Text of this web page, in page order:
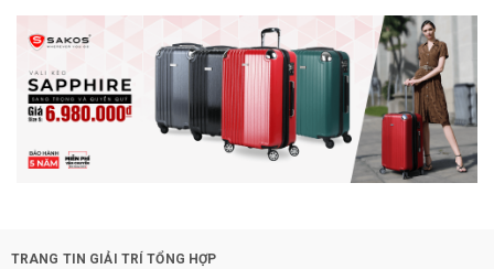
TRANG TIN GIẢI TRÍ TỔNG HỢP